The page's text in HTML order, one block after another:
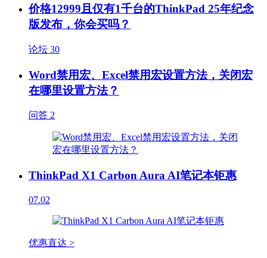
价格12999且仅有1千台的ThinkPad 25年纪念
版发布，你会买吗？
论坛 30
Word禁用宏、Excel禁用宏设置方法，关闭宏
在哪里设置方法？
问答 2
ThinkPad X1 Carbon Aura AI笔记本钜惠
07.02
优惠直达 >